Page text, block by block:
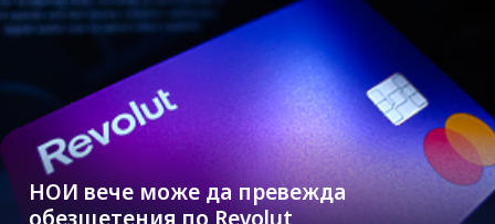
НОИ вече може да превежда